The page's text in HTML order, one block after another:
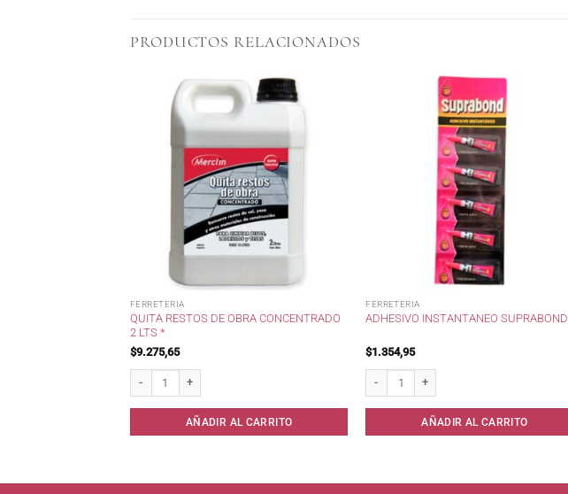
PRODUCTOS RELACIONADOS
FERRETERIA
QUITA RESTOS DE OBRA CONCENTRADO
2 LTS *
$9.275,65
AÑADIR AL CARRITO
FERRETERIA
ADHESIVO INSTANTANEO SUPRABOND
$1.354,95
AÑADIR AL CARRITO